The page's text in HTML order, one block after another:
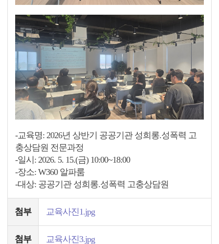
-교육명: 2026년 상반기 공공기관 성희롱.성폭력 고
충상담원 전문과정
-일시: 2026. 5. 15.(금) 10:00~18:00
-장소: W360 알파룸
-대상: 공공기관 성희롱.성폭력 고충상담원
첨부 교육사진1.jpg
첨부 교육사진3.jpg